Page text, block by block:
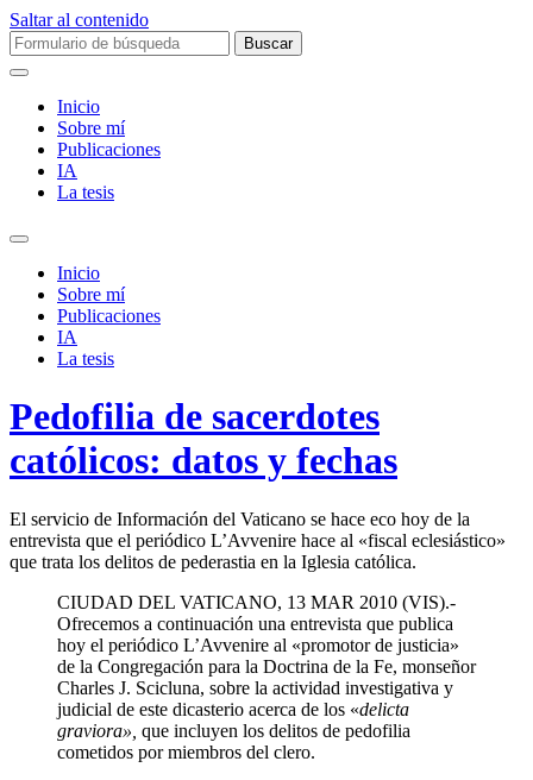
Saltar al contenido
Buscar:
Inicio
Sobre mí­
Publicaciones
IA
La tesis
Alternar
campo
búsqueda
Inicio
Sobre mí­
Publicaciones
IA
La tesis
Pedofilia de sacerdotes
católicos: datos y fechas
El servicio de Información del Vaticano se hace eco hoy de la
entrevista que el periódico L’Avvenire hace al «fiscal eclesiástico»
que trata los delitos de pederastia en la Iglesia católica.
CIUDAD DEL VATICANO, 13 MAR 2010 (VIS).-
Ofrecemos a continuación una entrevista que publica
hoy el periódico L’Avvenire al «promotor de justicia»
de la Congregación para la Doctrina de la Fe, monseñor
Charles J. Scicluna, sobre la actividad investigativa y
judicial de este dicasterio acerca de los «delicta
graviora», que incluyen los delitos de pedofilia
cometidos por miembros del clero.